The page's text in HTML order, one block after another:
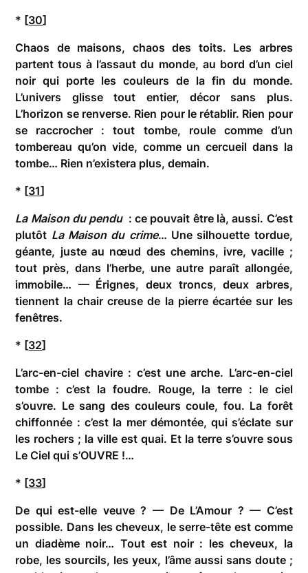
* [30]
Chaos de maisons, chaos des toits. Les arbres
partent tous à l’assaut du monde, au bord d’un ciel
noir qui porte les couleurs de la fin du monde.
L’univers glisse tout entier, décor sans plus.
L’horizon se renverse. Rien pour le rétablir. Rien pour
se raccrocher : tout tombe, roule comme d’un
tombereau qu’on vide, comme un cercueil dans la
tombe… Rien n’existera plus, demain.
* [31]
La Maison du pendu : ce pouvait être là, aussi. C’est
plutôt La Maison du crime… Une silhouette tordue,
géante, juste au nœud des chemins, ivre, vacille ;
tout près, dans l’herbe, une autre paraît allongée,
immobile… — Érignes, deux troncs, deux arbres,
tiennent la chair creuse de la pierre écartée sur les
fenêtres.
* [32]
L’arc-en-ciel chavire : c’est une arche. L’arc-en-ciel
tombe : c’est la foudre. Rouge, la terre : le ciel
s’ouvre. Le sang des couleurs coule, fou. La forêt
chiffonnée : c’est la mer démontée, qui s’éclate sur
les rochers ; la ville est quai. Et la terre s’ouvre sous
Le Ciel qui s’OUVRE !…
* [33]
De qui est-elle veuve ? — De L’Amour ? — C’est
possible. Dans les cheveux, le serre-tête est comme
un diadème noir… Tout est noir : les cheveux, la
robe, les sourcils, les yeux, l’âme aussi sans doute ;